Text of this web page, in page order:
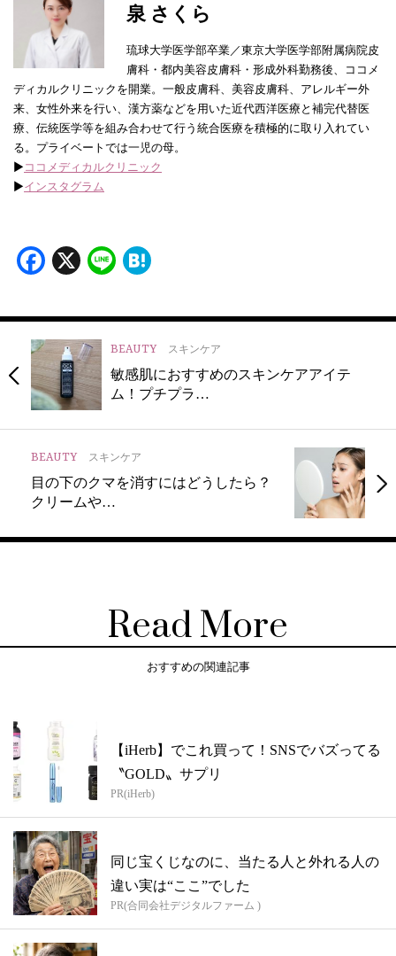
泉 さくら
琉球大学医学部卒業／東京大学医学部附属病院皮
膚科・都内美容皮膚科・形成外科勤務後、ココメ
ディカルクリニックを開業。一般皮膚科、美容皮膚科、アレルギー外
来、女性外来を行い、漢方薬などを用いた近代西洋医療と補完代替医
療、伝統医学等を組み合わせて行う統合医療を積極的に取り入れてい
る。プライベートでは一児の母。
▶︎ココメディカルクリニック
▶︎インスタグラム
Facebook
X Line
BEAUTY スキンケア
敏感肌におすすめのスキンケアアイテ
ム！プチプラ…
BEAUTY スキンケア
目の下のクマを消すにはどうしたら？
クリームや…
Read More
おすすめの関連記事
【iHerb】でこれ買って！SNSでバズってる
〝GOLD〟サプリ
PR(iHerb)
同じ宝くじなのに、当たる人と外れる人の
違い実は“ここ”でした
PR(合同会社デジタルファーム )